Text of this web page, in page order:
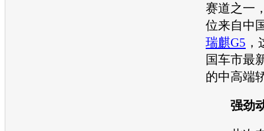
赛道之一
位来自中
瑞麒G5
国车市最
的中高端
强劲动